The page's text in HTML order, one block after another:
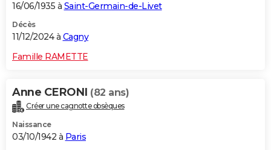
16/06/1935 à Saint-Germain-de-Livet
Décès
11/12/2024 à Cagny
Famille RAMETTE
Anne CERONI (82 ans)
Créer une cagnotte obsèques
Naissance
03/10/1942 à Paris